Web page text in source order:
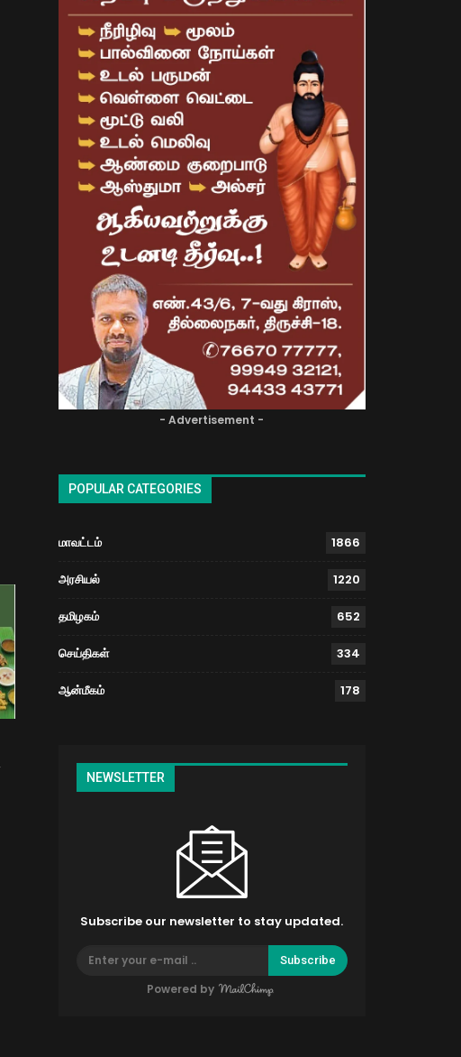
- Advertisement -
POPULAR CATEGORIES
மாவட்டம் 1866
அரசியல் 1220
தமிழகம் 652
செய்திகள் 334
ஆன்மீகம் 178
NEWSLETTER
Subscribe our newsletter to stay updated.
Subscribe
Powered by